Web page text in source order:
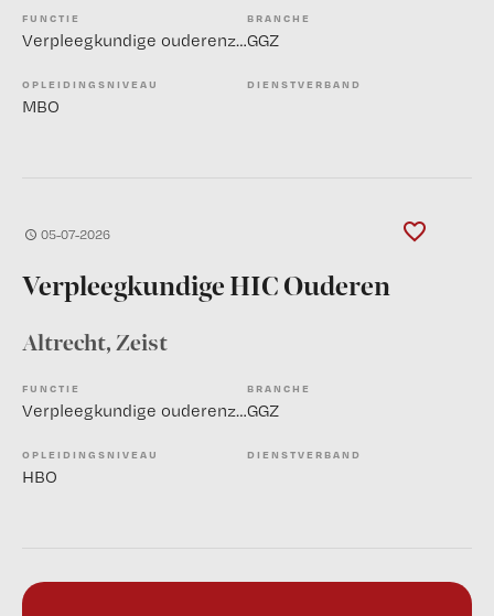
FUNCTIE
Verpleegkundige ouderenzorg
BRANCHE
GGZ
OPLEIDINGSNIVEAU
MBO
DIENSTVERBAND
05-07-2026
Verpleegkundige HIC Ouderen
Altrecht, Zeist
FUNCTIE
Verpleegkundige ouderenzorg
BRANCHE
GGZ
OPLEIDINGSNIVEAU
HBO
DIENSTVERBAND